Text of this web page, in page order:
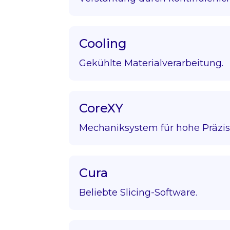
Cooling
Gekühlte Materialverarbeitung.
CoreXY
Mechaniksystem für hohe
Cura
Beliebte Slicing-Software.